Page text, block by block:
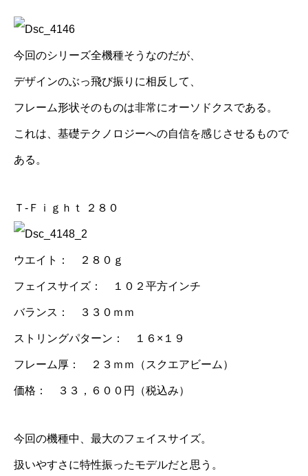
今回のシリーズ全機種そうなのだが、
デザインのぶっ飛び振りに相反して、
フレーム形状そのものは非常にオーソドクスである。
これは、基礎テクノロジーへの自信を感じさせるもので
ある。
Ｔ-Ｆｉｇｈｔ ２８０
ウエイト： ２８０ｇ
フェイスサイズ： １０２平方インチ
バランス： ３３０ｍｍ
ストリングパターン： １６×１９
フレーム厚： ２３ｍｍ（スクエアビーム）
価格： ３３，６００円（税込み）
今回の機種中、最大のフェイスサイズ。
扱いやすさに特性振ったモデルだと思う。